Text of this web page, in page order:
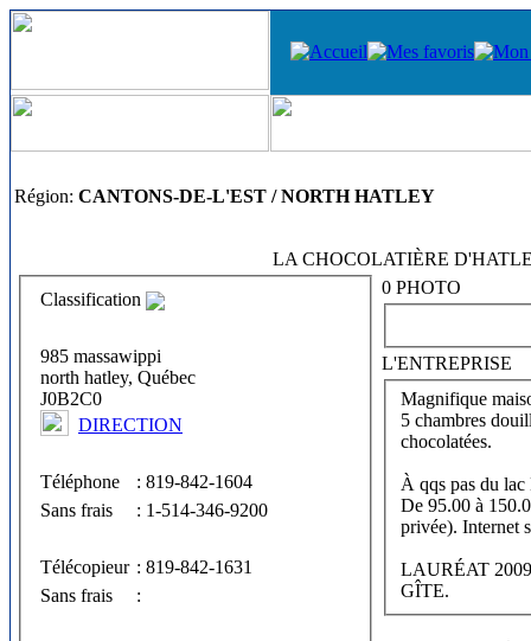
Région: CANTONS-DE-L'EST / NORTH HATLEY
LA CHOCOLATIÈRE
Classification
985 massawippi
north hatley, Québec
J0B2C0
DIRECTION
Téléphone
: 819-842-1604
Sans frais
: 1-514-346-9200
Télécopieur
: 819-842-1631
Sans frais
:
0 PHOTO
L'ENTREPRISE
Magnifique
5 chambres
chocolatées.
À qqs pas du
De 95.00 à
privée). Internet
LAURÉAT 2009 par le Ministère du Tourisme, Canton-de-L'est et National (argent).
GÎTE.